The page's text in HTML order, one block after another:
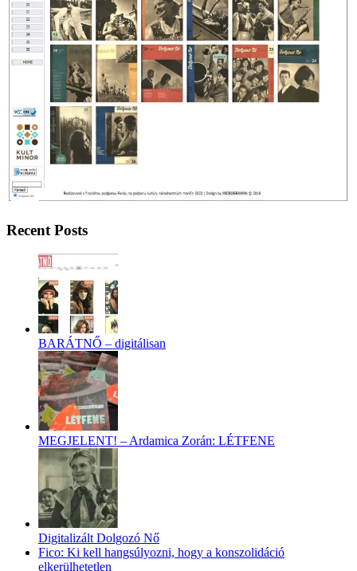
Recent Posts
BARÁTNŐ – digitálisan
MEGJELENT! – Ardamica Zorán: LÉTFENE
Digitalizált Dolgozó Nő
Fico: Ki kell hangsúlyozni, hogy a konszolidáció
elkerülhetetlen